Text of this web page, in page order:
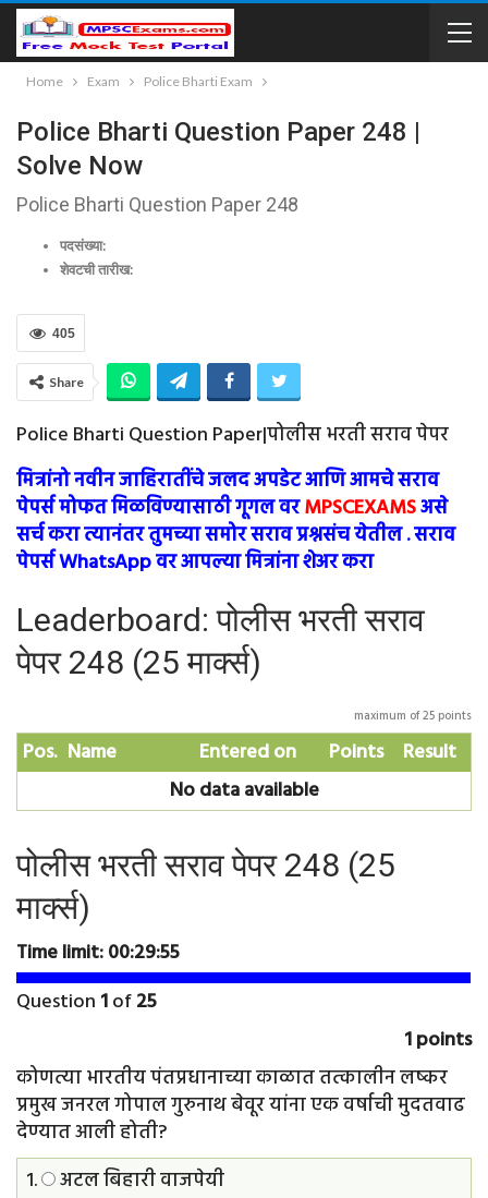
Home Exam Police Bharti Exam
Police Bharti Question Paper 248 |
Solve Now
Police Bharti Question Paper 248
पदसंख्या:
शेवटची तारीख:
405
Share
Police Bharti Question Paper|पोलीस भरती सराव पेपर
मित्रांनो नवीन जाहिरातींचे जलद अपडेट आणि आमचे सराव
पेपर्स मोफत मिळविण्यासाठी गूगल वरMPSCEXAMSअसे
सर्च करा त्यानंतर तुमच्या समोर सराव प्रश्नसंच येतील . सराव
पेपर्स WhatsApp वर आपल्या मित्रांना शेअर करा
Leaderboard: पोलीस भरती सराव
पेपर 248 (25 मार्क्स)
maximum of 25 points
Pos. Name Entered on Points
Result
No data available
पोलीस भरती सराव पेपर 248 (25
मार्क्स)
Time limit:00:29:54
Question 1of25
1 points
कोणत्या भारतीय पंतप्रधानाच्या काळात तत्कालीन लष्कर
प्रमुख जनरल गोपाल गुरुनाथ बेवूर यांना एक वर्षाची मुदतवाढ
देण्यात आली होती?
1.
अटल बिहारी वाजपेयी